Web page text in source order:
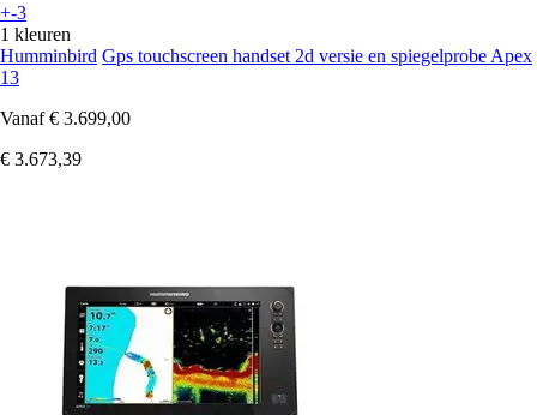
+-3
1 kleuren
Humminbird Gps touchscreen handset 2d versie en spiegelprobe Apex
13
Vanaf € 3.699,00
€ 3.673,39